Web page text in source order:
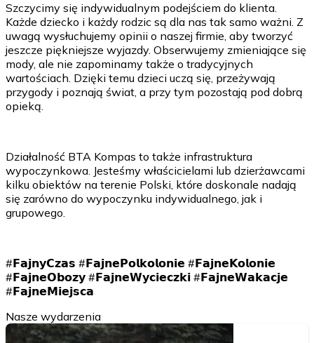
Szczycimy się indywidualnym podejściem do klienta.
Każde dziecko i każdy rodzic są dla nas tak samo ważni. Z
uwagą wysłuchujemy opinii o naszej firmie, aby tworzyć
jeszcze piękniejsze wyjazdy. Obserwujemy zmieniające się
mody, ale nie zapominamy także o tradycyjnych
wartościach. Dzięki temu dzieci uczą się, przeżywają
przygody i poznają świat, a przy tym pozostają pod dobrą
opieką.
Działalność BTA Kompas to także infrastruktura
wypoczynkowa. Jesteśmy właścicielami lub dzierżawcami
kilku obiektów na terenie Polski, które doskonale nadają
się zarówno do wypoczynku indywidualnego, jak i
grupowego.
#𝗙𝗮𝗷𝗻𝘆𝗖𝘇𝗮𝘀 #𝗙𝗮𝗷𝗻𝗲𝗣𝗼𝗹𝗸𝗼𝗹𝗼𝗻𝗶𝗲 #𝗙𝗮𝗷𝗻𝗲𝗞𝗼𝗹𝗼𝗻𝗶𝗲
#𝗙𝗮𝗷𝗻𝗲𝗢𝗯𝗼𝘇𝘆 #𝗙𝗮𝗷𝗻𝗲𝗪𝘆𝗰𝗶𝗲𝗰𝘇𝗸𝗶 #𝗙𝗮𝗷𝗻𝗲𝗪𝗮𝗸𝗮𝗰𝗷𝗲
#𝗙𝗮𝗷𝗻𝗲𝗠𝗶𝗲𝗷𝘀𝗰𝗮
Nasze wydarzenia